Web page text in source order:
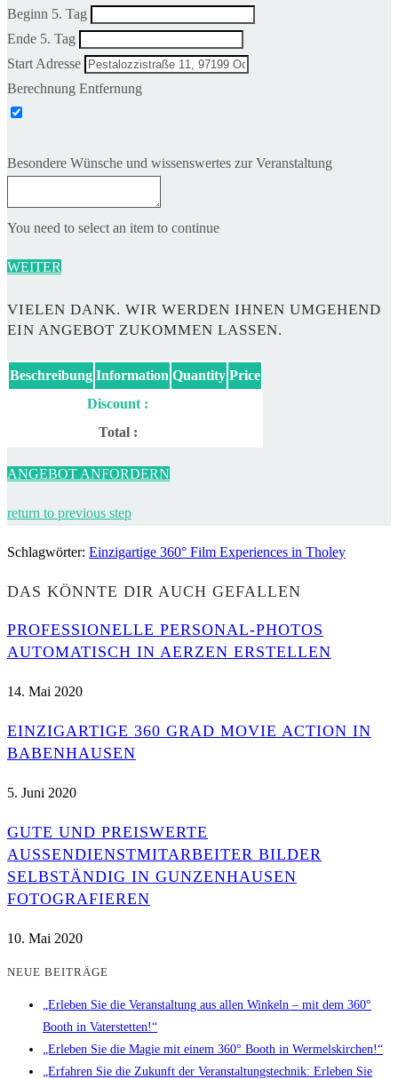
Beginn 5. Tag
Ende 5. Tag
Start Adresse
Berechnung Entfernung
Besondere Wünsche und wissenswertes zur Veranstaltung
You need to select an item to continue
WEITER
VIELEN DANK. WIR WERDEN IHNEN UMGEHEND
EIN ANGEBOT ZUKOMMEN LASSEN.
Beschreibung Information Quantity Price
Discount :
Total :
ANGEBOT ANFORDERN
return to previous step
Schlagwörter: Einzigartige 360° Film Experiences in Tholey
DAS KÖNNTE DIR AUCH GEFALLEN
PROFESSIONELLE PERSONAL-PHOTOS
AUTOMATISCH IN AERZEN ERSTELLEN
14. Mai 2020
EINZIGARTIGE 360 GRAD MOVIE ACTION IN
BABENHAUSEN
5. Juni 2020
GUTE UND PREISWERTE
AUSSENDIENSTMITARBEITER BILDER S
ELBSTÄNDIG IN GUNZENHAUSEN F
OTOGRAFIEREN
10. Mai 2020
NEUE BEITRÄGE
„Erleben Sie die Veranstaltung aus allen Winkeln – mit dem 360°
Booth in Vaterstetten!“
„Erleben Sie die Magie mit einem 360° Booth in Wermelskirchen!“
„Erfahren Sie die Zukunft der Veranstaltungstechnik: Erleben Sie